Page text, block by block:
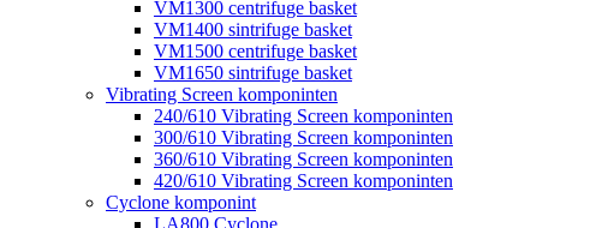
VM1300 centrifuge basket
VM1400 sintrifuge basket
VM1500 centrifuge basket
VM1650 sintrifuge basket
Vibrating Screen komponinten
240/610 Vibrating Screen komponinten
300/610 Vibrating Screen komponinten
360/610 Vibrating Screen komponinten
420/610 Vibrating Screen komponinten
Cyclone komponint
LA800 Cyclone